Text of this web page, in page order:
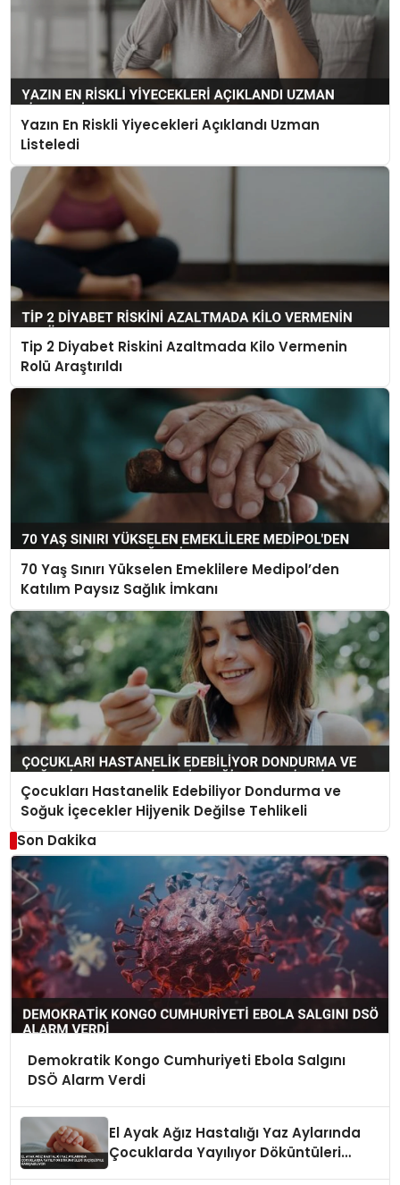
Yazın En Riskli Yiyecekleri Açıklandı Uzman
Listeledi
Tip 2 Diyabet Riskini Azaltmada Kilo Vermenin
Rolü Araştırıldı
70 Yaş Sınırı Yükselen Emeklilere Medipol’den
Katılım Paysız Sağlık İmkanı
Çocukları Hastanelik Edebiliyor Dondurma ve
Soğuk İçecekler Hijyenik Değilse Tehlikeli
Son Dakika
Demokratik Kongo Cumhuriyeti Ebola Salgını
DSÖ Alarm Verdi
El Ayak Ağız Hastalığı Yaz Aylarında
Çocuklarda Yayılıyor Döküntüleri